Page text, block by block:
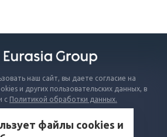
наш сайт, вы даете согласие на
и других пользовательских данных, в
с Политикой обработки данных.
файлы cookies и